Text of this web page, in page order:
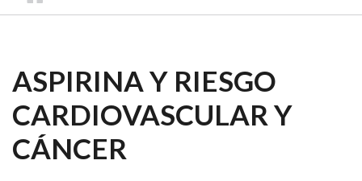
ASPIRINA Y RIESGO
CARDIOVASCULAR Y
CÁNCER